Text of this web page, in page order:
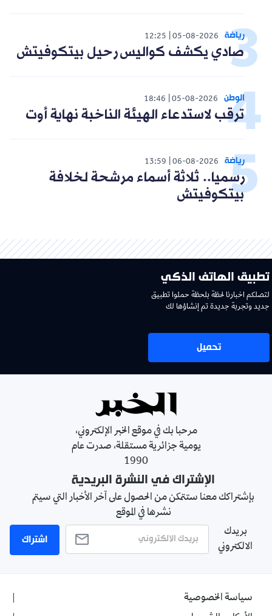
رياضة 05-08-2026
12:25
صادي يكشف كواليس رحيل بيتكوفيتش
الوطن 05-08-2026
18:46
ترقب لاستدعاء الهيئة الناخبة نهاية أوت
رياضة 06-08-2026
13:59
رسميا.. ثلاثة أسماء مرشحة لخلافة
بيتكوفيتش
تطبيق الهاتف الذكي
لتصلكم اخبارنا لحظة بلحظة حملوا تطبيق
جديد وتجربة جديدة تم إنشاؤها لك
تحميل
مرحبا بك في موقع الخبر الإلكتروني،
يومية جزائرية مستقلة، صدرت عام
1990
الإشتراك في النشرة البريدية
بإشتراكك معنا ستتمكن من الحصول على آخر الأخبار التي سيتم
نشرها في الموقع
بريدك
الالكتروني
اشتراك
سياسة الخصوصية